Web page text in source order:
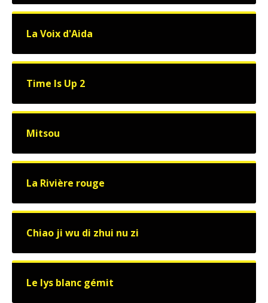
La Voix d'Aida
Time Is Up 2
Mitsou
La Rivière rouge
Chiao ji wu di zhui nu zi
Le lys blanc gémit